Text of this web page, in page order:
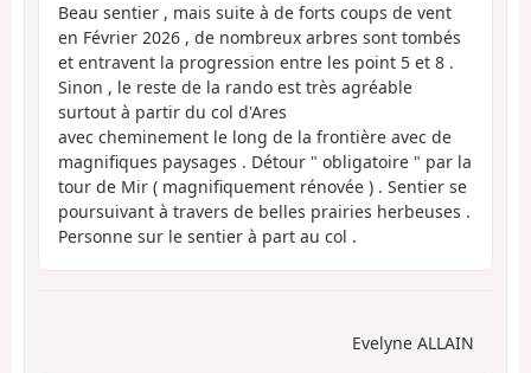
Beau sentier , mais suite à de forts coups de vent
en Février 2026 , de nombreux arbres sont tombés
et entravent la progression entre les point 5 et 8 .
Sinon , le reste de la rando est très agréable
surtout à partir du col d'Ares
avec cheminement le long de la frontière avec de
magnifiques paysages . Détour " obligatoire " par la
tour de Mir ( magnifiquement rénovée ) . Sentier se
poursuivant à travers de belles prairies herbeuses .
Personne sur le sentier à part au col .
Evelyne ALLAIN